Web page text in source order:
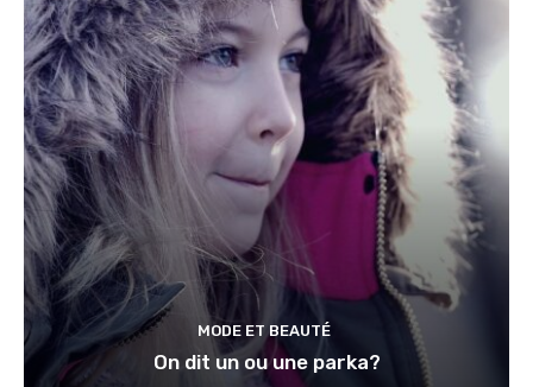
MODE ET BEAUTÉ
On dit un ou une parka?